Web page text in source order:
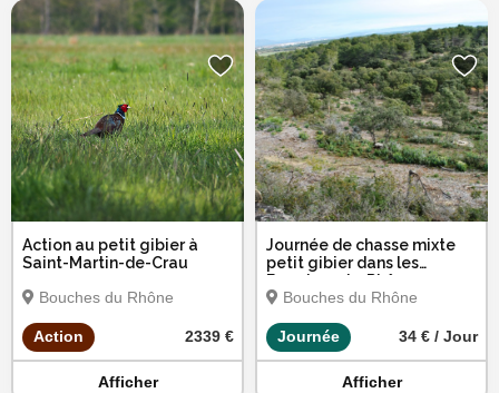
Action au petit gibier à
Saint-Martin-de-Crau
Bouches du Rhône
Action 2339 €
Afficher
Journée de chasse mixte
petit gibier dans les
Bouches-du-Rhône
Bouches du Rhône
Journée 34 € / Jour
Afficher